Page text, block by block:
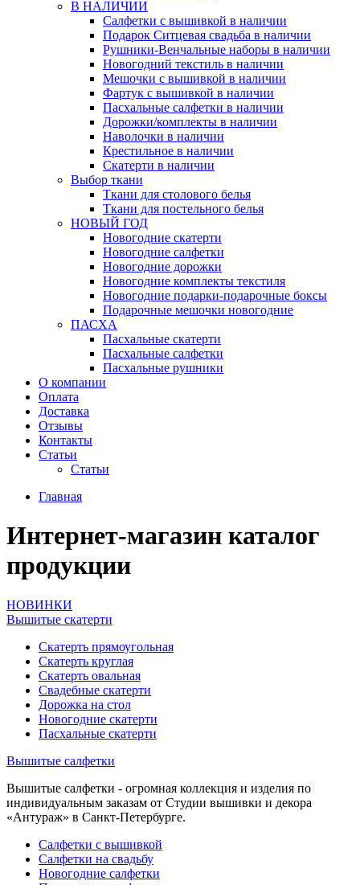
В НАЛИЧИИ
Салфетки с вышивкой в наличии
Подарок Ситцевая свадьба в наличии
Рушники-Венчальные наборы в наличии
Новогодний текстиль в наличии
Мешочки с вышивкой в наличии
Фартук с вышивкой в наличии
Пасхальные салфетки в наличии
Дорожки/комплекты в наличии
Наволочки в наличии
Крестильное в наличии
Скатерти в наличии
Выбор ткани
Ткани для столового белья
Ткани для постельного белья
НОВЫЙ ГОД
Новогодние скатерти
Новогодние салфетки
Новогодние дорожки
Новогодние комплекты текстиля
Новогодние подарки-подарочные боксы
Подарочные мешочки новогодние
ПАСХА
Пасхальные скатерти
Пасхальные салфетки
Пасхальные рушники
О компании
Оплата
Доставка
Отзывы
Контакты
Статьи
Статьи
Главная
Интернет-магазин каталог
продукции
НОВИНКИ
Вышитые скатерти
Скатерть прямоугольная
Скатерть круглая
Скатерть овальная
Свадебные скатерти
Дорожка на стол
Новогодние скатерти
Пасхальные скатерти
Вышитые салфетки
Вышитые салфетки - огромная коллекция и изделия по
индивидуальным заказам от Студии вышивки и декора
«Антураж» в Санкт-Петербурге.
Салфетки с вышивкой
Салфетки на свадьбу
Новогодние салфетки